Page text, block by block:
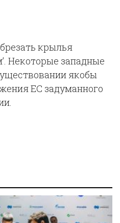
крылья
Некоторые западные
якобы
ЕС задуманного